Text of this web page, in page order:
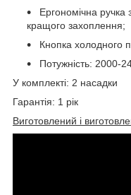
Ергономічна
кращого захоплення;
Кнопка холодного
Потужність: 2000-
У комплекті: 2 насадки
Гарантія: 1 рік
Виготовлений і